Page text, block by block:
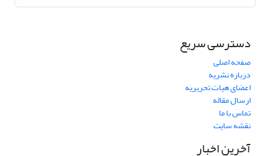
دسترسی سریع
صفحه اصلی
درباره نشریه
اعضای هیات تحریریه
ارسال مقاله
تماس با ما
نقشه سایت
آخرین اخبار